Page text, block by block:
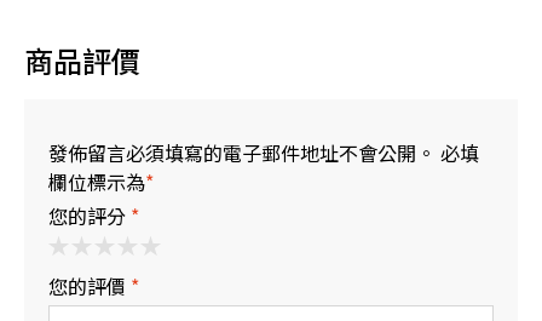
商品評價
發佈留言必須填寫的電子郵件地址不會公開。 必填
欄位標示為*
您的評分 *
您的評價 *